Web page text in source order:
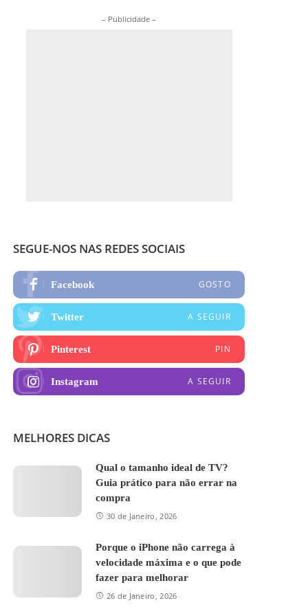
– Publicidade –
SEGUE-NOS NAS REDES SOCIAIS
Facebook GOSTO
Twitter A SEGUIR
Pinterest PIN
Instagram A SEGUIR
MELHORES DICAS
Qual o tamanho ideal de TV?
Guia prático para não errar na
compra
30 de Janeiro, 2026
Porque o iPhone não carrega à
velocidade máxima e o que pode
fazer para melhorar
26 de Janeiro, 2026